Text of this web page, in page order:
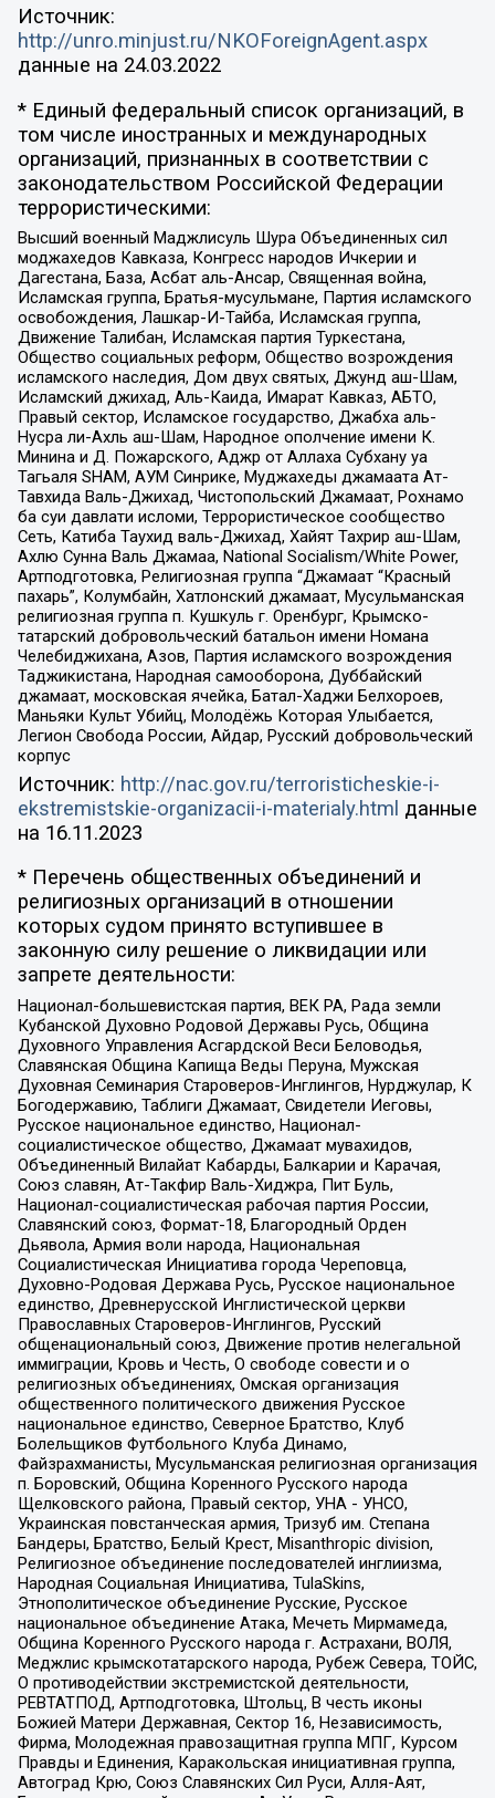
Источник:
http://unro.minjust.ru/NKOForeignAgent.aspx
данные на 24.03.2022
* Единый федеральный список организаций, в
том числе иностранных и международных
организаций, признанных в соответствии с
законодательством Российской Федерации
террористическими:
Высший военный Маджлисуль Шура Объединенных сил
моджахедов Кавказа, Конгресс народов Ичкерии и
Дагестана, База, Асбат аль-Ансар, Священная война,
Исламская группа, Братья-мусульмане, Партия исламского
освобождения, Лашкар-И-Тайба, Исламская группа,
Движение Талибан, Исламская партия Туркестана,
Общество социальных реформ, Общество возрождения
исламского наследия, Дом двух святых, Джунд аш-Шам,
Исламский джихад, Аль-Каида, Имарат Кавказ, АБТО,
Правый сектор, Исламское государство, Джабха аль-
Нусра ли-Ахль аш-Шам, Народное ополчение имени К.
Минина и Д. Пожарского, Аджр от Аллаха Субхану уа
Тагьаля SHAM, АУМ Синрике, Муджахеды джамаата Ат-
Тавхида Валь-Джихад, Чистопольский Джамаат, Рохнамо
ба суи давлати исломи, Террористическое сообщество
Сеть, Катиба Таухид валь-Джихад, Хайят Тахрир аш-Шам,
Ахлю Сунна Валь Джамаа, National Socialism/White Power,
Артподготовка, Религиозная группа “Джамаат “Красный
пахарь”, Колумбайн, Хатлонский джамаат, Мусульманская
религиозная группа п. Кушкуль г. Оренбург, Крымско-
татарский добровольческий батальон имени Номана
Челебиджихана, Азов, Партия исламского возрождения
Таджикистана, Народная самооборона, Дуббайский
джамаат, московская ячейка, Батал-Хаджи Белхороев,
Маньяки Культ Убийц, Молодёжь Которая Улыбается,
Легион Свобода России, Айдар, Русский добровольческий
корпус
Источник: http://nac.gov.ru/terroristicheskie-i-
ekstremistskie-organizacii-i-materialy.html данные
на 16.11.2023
* Перечень общественных объединений и
религиозных организаций в отношении
которых судом принято вступившее в
законную силу решение о ликвидации или
запрете деятельности:
Национал-большевистская партия, ВЕК РА, Рада земли
Кубанской Духовно Родовой Державы Русь, Община
Духовного Управления Асгардской Веси Беловодья,
Славянская Община Капища Веды Перуна, Мужская
Духовная Семинария Староверов-Инглингов, Нурджулар, К
Богодержавию, Таблиги Джамаат, Свидетели Иеговы,
Русское национальное единство, Национал-
социалистическое общество, Джамаат мувахидов,
Объединенный Вилайат Кабарды, Балкарии и Карачая,
Союз славян, Ат-Такфир Валь-Хиджра, Пит Буль,
Национал-социалистическая рабочая партия России,
Славянский союз, Формат-18, Благородный Орден
Дьявола, Армия воли народа, Национальная
Социалистическая Инициатива города Череповца,
Духовно-Родовая Держава Русь, Русское национальное
единство, Древнерусской Инглистической церкви
Православных Староверов-Инглингов, Русский
общенациональный союз, Движение против нелегальной
иммиграции, Кровь и Честь, О свободе совести и о
религиозных объединениях, Омская организация
общественного политического движения Русское
национальное единство, Северное Братство, Клуб
Болельщиков Футбольного Клуба Динамо,
Файзрахманисты, Мусульманская религиозная организация
п. Боровский, Община Коренного Русского народа
Щелковского района, Правый сектор, УНА - УНСО,
Украинская повстанческая армия, Тризуб им. Степана
Бандеры, Братство, Белый Крест, Misanthropic division,
Религиозное объединение последователей инглиизма,
Народная Социальная Инициатива, TulaSkins,
Этнополитическое объединение Русские, Русское
национальное объединение Атака, Мечеть Мирмамеда,
Община Коренного Русского народа г. Астрахани, ВОЛЯ,
Меджлис крымскотатарского народа, Рубеж Севера, ТОЙС,
О противодействии экстремистской деятельности,
РЕВТАТПОД, Артподготовка, Штольц, В честь иконы
Божией Матери Державная, Сектор 16, Независимость,
Фирма, Молодежная правозащитная группа МПГ, Курсом
Правды и Единения, Каракольская инициативная группа,
Автоград Крю, Союз Славянских Сил Руси, Алля-Аят,